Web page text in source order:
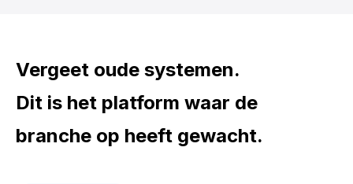
Vergeet oude systemen.
Dit is het platform waar de
branche op heeft gewacht.